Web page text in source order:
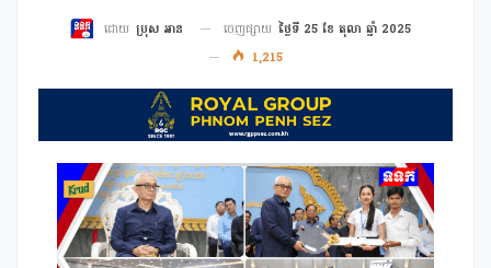
ដោយ ប្រុស អាន ចេញផ្សាយ ថ្ងៃទី 25 ខែ តុលា ឆ្នាំ 2025
1,215